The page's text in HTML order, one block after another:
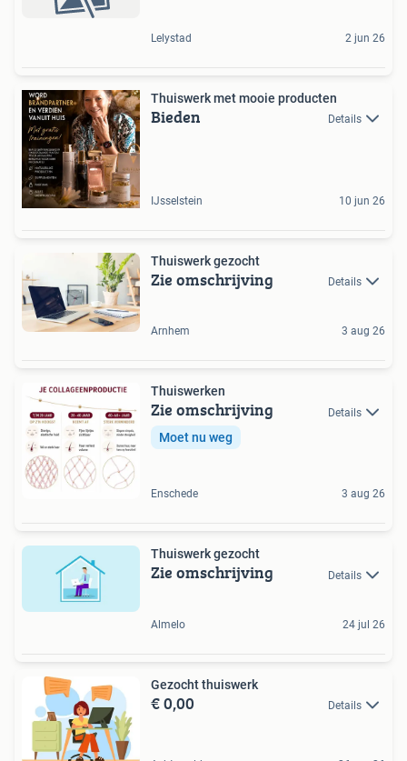
Lelystad 2 jun 26
Thuiswerk met mooie producten
Bieden Details
IJsselstein 10 jun 26
Thuiswerk gezocht
Zie omschrijving Details
Arnhem 3 aug 26
Thuiswerken
Zie omschrijving Details
Moet nu weg
Enschede 3 aug 26
Thuiswerk gezocht
Zie omschrijving Details
Almelo 24 jul 26
Gezocht thuiswerk
€ 0,00 Details